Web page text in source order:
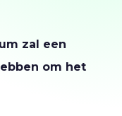
zal een
om het